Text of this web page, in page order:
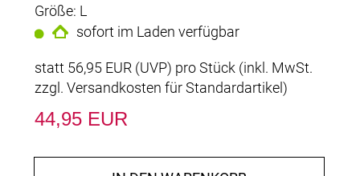
Größe: L
sofort im Laden verfügbar
statt 56,95 EUR (UVP) pro Stück (inkl. MwSt.
zzgl. Versandkosten für Standardartikel)
44,95 EUR